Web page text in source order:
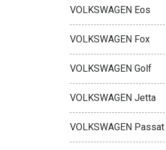
VOLKSWAGEN Eos
VOLKSWAGEN Fox
VOLKSWAGEN Golf
VOLKSWAGEN Jetta
VOLKSWAGEN Passat